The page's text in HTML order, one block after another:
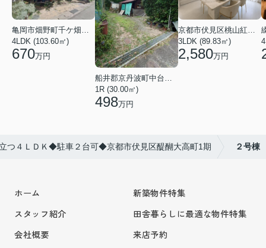
4LDK (103.60㎡)
670万円
船井郡京丹波町中台土橋
1R (30.00㎡)
498万円
3LDK (89.83㎡)
2,580万円
つ４ＬＤＫ◆駐車２台可◆京都市伏見区醍醐大高町1期 ２号棟
ホーム
スタッフ紹介
会社概要
新築物件特集
田舎暮らしに最適な物件特集
来店予約